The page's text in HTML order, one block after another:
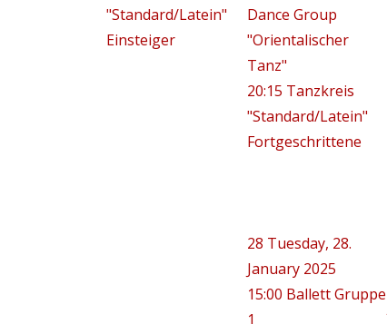
"Standard/Latein"
Einsteiger
Dance Group
"Orientalischer
Tanz"
20:15 Tanzkreis
"Standard/Latein"
Fortgeschrittene
28 Tuesday, 28.
January 2025
15:00 Ballett Gruppe
1